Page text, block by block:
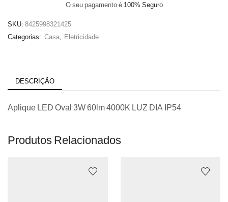
O seu pagamento é 100% Seguro
SKU: 8425998321425
Categorias: Casa, Eletricidade
DESCRIÇÃO
Aplique LED Oval 3W 60lm 4000K LUZ DIA IP54
Produtos Relacionados